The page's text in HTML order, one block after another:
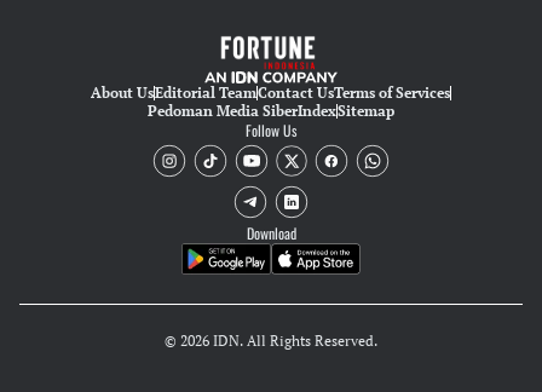
About UsEditorial TeamContact UsTerms of Services
Pedoman Media SiberIndexSitemap
Follow Us
Download
© 2026 IDN. All Rights Reserved.